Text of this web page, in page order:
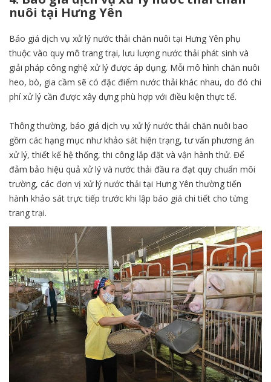
nuôi tại Hưng Yên
Báo giá dịch vụ xử lý nước thải chăn nuôi tại Hưng Yên phụ
thuộc vào quy mô trang trại, lưu lượng nước thải phát sinh và
giải pháp công nghệ xử lý được áp dụng. Mỗi mô hình chăn nuôi
heo, bò, gia cầm sẽ có đặc điểm nước thải khác nhau, do đó chi
phí xử lý cần được xây dựng phù hợp với điều kiện thực tế.
Thông thường, báo giá dịch vụ xử lý nước thải chăn nuôi bao
gồm các hạng mục như khảo sát hiện trạng, tư vấn phương án
xử lý, thiết kế hệ thống, thi công lắp đặt và vận hành thử. Để
đảm bảo hiệu quả xử lý và nước thải đầu ra đạt quy chuẩn môi
trường, các đơn vị xử lý nước thải tại Hưng Yên thường tiến
hành khảo sát trực tiếp trước khi lập báo giá chi tiết cho từng
trang trại.